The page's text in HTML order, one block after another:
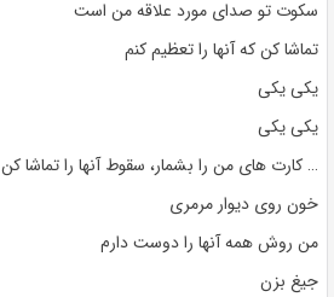
سکوت تو صدای مورد علاقه من است
تماشا کن که آنها را تعظیم کنم
یکی یکی
یکی یکی
… کارت های من را بشمار، سقوط آنها را تماشا کن
خون روی دیوار مرمری
من روش همه آنها را دوست دارم
جیغ بزن